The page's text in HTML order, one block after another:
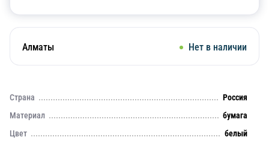
Алматы Нет в наличии
Страна
Россия
Материал
бумага
Цвет
белый